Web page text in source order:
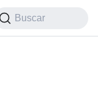
Buscar